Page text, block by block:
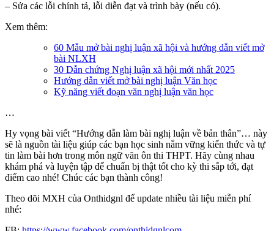
– Sửa các lỗi chính tả, lỗi diễn đạt và trình bày (nếu có).
Xem thêm:
60 Mẫu mở bài nghị luận xã hội và hướng dẫn viết mở
bài NLXH
30 Dẫn chứng Nghị luận xã hội mới nhất 2025
Hướng dẫn viết mở bài nghị luận Văn học
Kỹ năng viết đoạn văn nghị luận văn học
…
Hy vọng bài viết “Hướng dẫn làm bài nghị luận về bản thân”… này
sẽ là nguồn tài liệu giúp các bạn học sinh nắm vững kiến thức và tự
tin làm bài hơn trong môn ngữ văn ôn thi THPT. Hãy cùng nhau
khám phá và luyện tập để chuẩn bị thật tốt cho kỳ thi sắp tới, đạt
điểm cao nhé! Chúc các bạn thành công!
Theo dõi MXH của Onthidgnl để update nhiều tài liệu miễn phí
nhé: